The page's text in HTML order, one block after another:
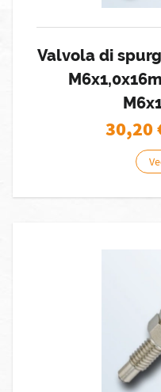
Valvola di
30,20